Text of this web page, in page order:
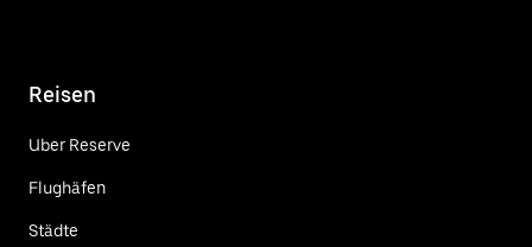
Reisen
Uber Reserve
Flughäfen
Städte